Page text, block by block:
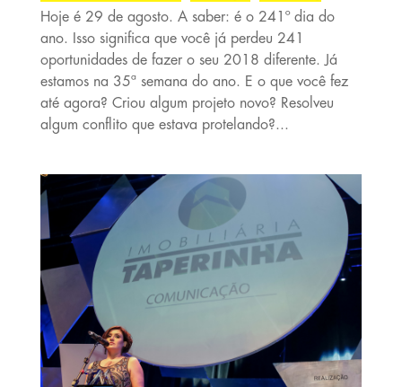
Hoje é 29 de agosto. A saber: é o 241º dia do
ano. Isso significa que você já perdeu 241
oportunidades de fazer o seu 2018 diferente. Já
estamos na 35ª semana do ano. E o que você fez
até agora? Criou algum projeto novo? Resolveu
algum conflito que estava protelando?...